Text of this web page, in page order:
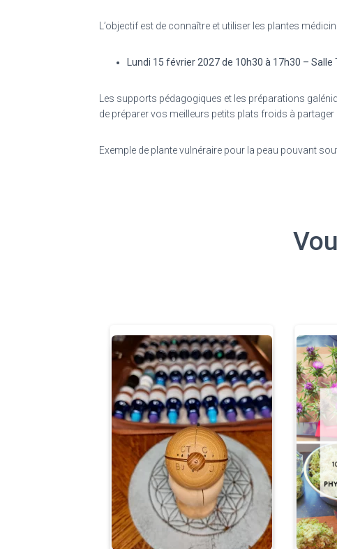
L’objectif est de connaître et utiliser les plantes
Lundi 15 février 2027 de 10h30 à 17h30 –
Les supports pédagogiques et les préparations
de préparer vos meilleurs petits plats froids à
Exemple de plante vulnéraire pour la peau pouvant